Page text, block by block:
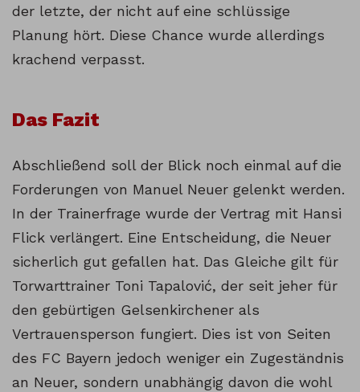
der letzte, der nicht auf eine schlüssige
Planung hört. Diese Chance wurde allerdings
krachend verpasst.
Das Fazit
Abschließend soll der Blick noch einmal auf die
Forderungen von Manuel Neuer gelenkt werden.
In der Trainerfrage wurde der Vertrag mit Hansi
Flick verlängert. Eine Entscheidung, die Neuer
sicherlich gut gefallen hat. Das Gleiche gilt für
Torwarttrainer Toni Tapalović, der seit jeher für
den gebürtigen Gelsenkirchener als
Vertrauensperson fungiert. Dies ist von Seiten
des FC Bayern jedoch weniger ein Zugeständnis
an Neuer, sondern unabhängig davon die wohl